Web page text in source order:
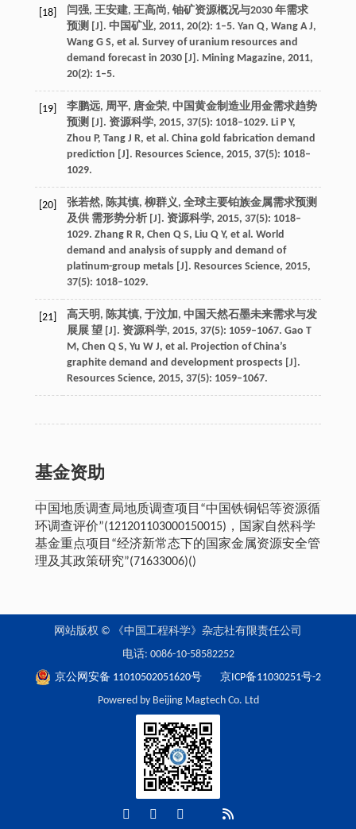
[18]
闫强, 王安建, 王高尚, 铀矿资源概况与2030 年需求
预测 [J]. 中国矿业, 2011, 20(2): 1–5. Yan Q, Wang A J,
Wang G S, et al. Survey of uranium resources and
demand forecast in 2030 [J]. Mining Magazine, 2011,
20(2): 1–5.
[19]
李鹏远, 周平, 唐金荣, 中国黄金制造业用金需求趋势
预测 [J]. 资源科学, 2015, 37(5): 1018–1029. Li P Y,
Zhou P, Tang J R, et al. China gold fabrication demand
prediction [J]. Resources Science, 2015, 37(5): 1018–
1029.
[20]
张若然, 陈其慎, 柳群义, 全球主要铂族金属需求预测
及供 需形势分析 [J]. 资源科学, 2015, 37(5): 1018–
1029. Zhang R R, Chen Q S, Liu Q Y, et al. World
demand and analysis of supply and demand of
platinum-group metals [J]. Resources Science, 2015,
37(5): 1018–1029.
[21]
高天明, 陈其慎, 于汶加, 中国天然石墨未来需求与发
展展 望 [J]. 资源科学, 2015, 37(5): 1059–1067. Gao T
M, Chen Q S, Yu W J, et al. Projection of China’s
graphite demand and development prospects [J].
Resources Science, 2015, 37(5): 1059–1067.
基金资助
中国地质调查局地质调查项目“中国铁铜铝等资源循
环调查评价”(121201103000150015)，国家自然科学
基金重点项目“经济新常态下的国家金属资源安全管
理及其政策研究”(71633006)()
网站版权 © 《中国工程科学》杂志社有限责任公司
电话: 0086-10-58582252
京公网安备 11010502051620号
京ICP备11030251号-2
Powered by Beijing Magtech Co. Ltd